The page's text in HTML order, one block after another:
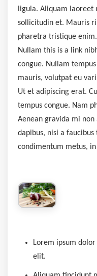
ligula. Aliquam laoreet
sollicitudin et. Mauris
pharetra tristique enim.
Nullam this is a link
congue. Nullam
mauris, volutpat eu
Ut et adipiscing erat.
tempus congue. Nam
Aenean gravida mi
dapibus, nisi a
condimentum metus,
Lorem ipsum
elit.